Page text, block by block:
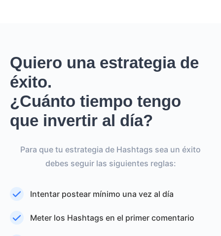
Quiero una estrategia de
éxito.
¿Cuánto tiempo tengo
que invertir al día?
Para que tu estrategia de Hashtags sea un éxito
debes seguir las siguientes reglas:
Intentar postear mínimo una vez al día
Meter los Hashtags en el primer comentario